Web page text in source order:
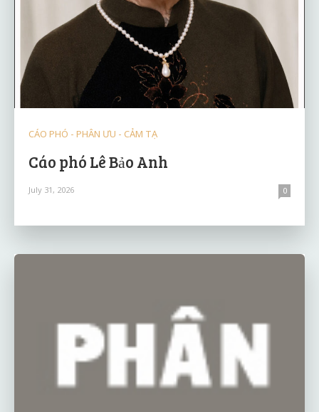
CÁO PHÓ - PHÂN ƯU - CẢM TẠ
Cáo phó Lê Bảo Anh
July 31, 2026 0